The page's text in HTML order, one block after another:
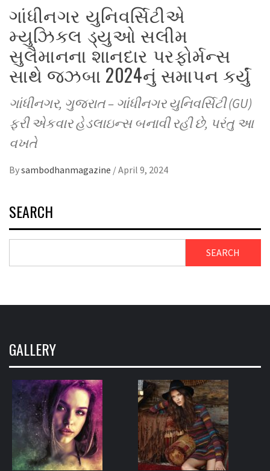
ગાંધીનગર યુનિવર્સિટીએ
મ્યુઝિકલ ડ્યુઓ સલીમ
સુલૈમાનના શાનદાર પરફોર્મન્સ
સાથે જઝબા 2024નું સમાપન કર્યું
ગાંધીનગર, ગુજરાત – ગાંધીનગર યુનિવર્સિટી (GU)
ફરી એકવાર હેડલાઇન્સ બનાવી રહી છે, પરંતુ આ
વખતે
Bysambodhanmagazine /April 9, 2024
SEARCH
SEARCH
GALLERY